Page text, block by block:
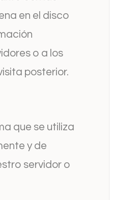
en el disco
o a los
posterior.
que se utiliza
y de
servidor o